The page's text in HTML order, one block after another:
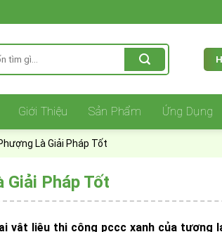
Giới Thiệu Sản Phẩm Ứng Dụng
Là Giải Pháp Tốt
Giải Pháp Tốt
vật liệu thi công pccc xanh của tương